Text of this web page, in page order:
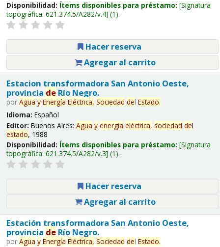
Disponibilidad: Ítems disponibles para préstamo: Signatura
topográfica: 621.374.5/A282/v.4 (1).
Hacer reserva
Agregar al carrito
Estacion transformadora San Antonio Oeste,
provincia deRío Negro.
por Agua y Energía Eléctrica, Sociedad del Estado.
Idioma: Español
Editor: Buenos Aires: Agua y energía eléctrica, sociedad del
estado, 1988
Disponibilidad: Ítems disponibles para préstamo: Signatura
topográfica: 621.374.5/A282/v.3 (1).
Hacer reserva
Agregar al carrito
Estación transformadora San Antonio Oeste,
provincia deRío Negro.
por Agua y Energía Eléctrica, Sociedad del Estado.